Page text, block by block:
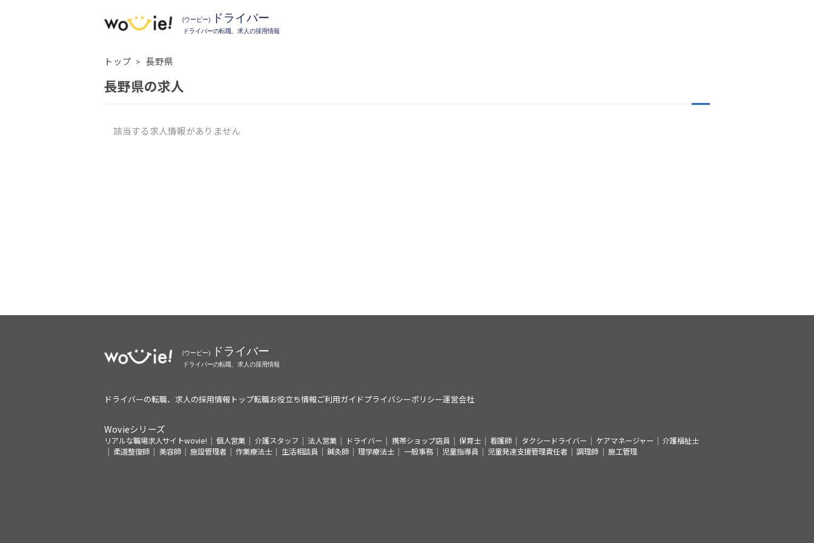
トップ 長野県
長野県の求人
該当する求人情報がありません
ドライバーの転職、求人の採用情報トップ転職お役立ち情報ご利用ガイドプライバシーポリシー運営会社
Wovieシリーズ
リアルな職場求人サイトwovie! 個人営業 介護スタッフ 法人営業 ドライバー 携帯ショップ店員 保育士 看護師 タクシードライバー ケアマネージャー
介護福祉士
柔道整復師
美容師 施設管理者 作業療法士 生活相談員 鍼灸師 理学療法士 一般事務 児童指導員 児童発達支援管理責任者 調理師 施工管理